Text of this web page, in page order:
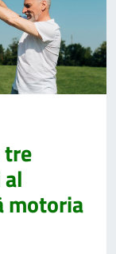
motoria